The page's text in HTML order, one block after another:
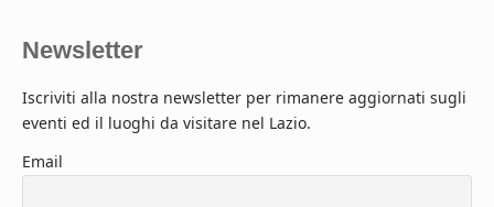
Newsletter
Iscriviti alla nostra newsletter per rimanere aggiornati sugli
eventi ed il luoghi da visitare nel Lazio.
Email